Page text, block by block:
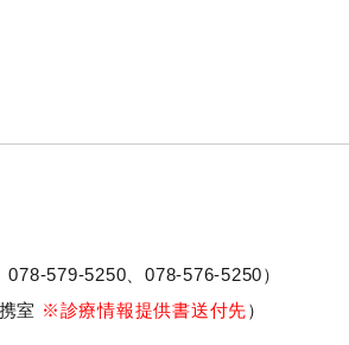
579-5250、 078-576-5250）
室 ※診療情報提供書送付先）